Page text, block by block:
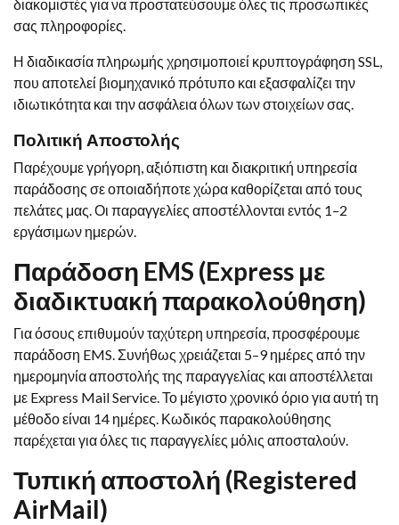
διακομιστές για να προστατεύσουμε όλες τις προσωπικές
σας πληροφορίες.
Η διαδικασία πληρωμής χρησιμοποιεί κρυπτογράφηση SSL,
που αποτελεί βιομηχανικό πρότυπο και εξασφαλίζει την
ιδιωτικότητα και την ασφάλεια όλων των στοιχείων σας.
Πολιτική Αποστολής
Παρέχουμε γρήγορη, αξιόπιστη και διακριτική υπηρεσία
παράδοσης σε οποιαδήποτε χώρα καθορίζεται από τους
πελάτες μας. Οι παραγγελίες αποστέλλονται εντός 1–2
εργάσιμων ημερών.
Παράδοση EMS (Express με
διαδικτυακή παρακολούθηση)
Για όσους επιθυμούν ταχύτερη υπηρεσία, προσφέρουμε
παράδοση EMS. Συνήθως χρειάζεται 5–9 ημέρες από την
ημερομηνία αποστολής της παραγγελίας και αποστέλλεται
με Express Mail Service. Το μέγιστο χρονικό όριο για αυτή τη
μέθοδο είναι 14 ημέρες. Κωδικός παρακολούθησης
παρέχεται για όλες τις παραγγελίες μόλις αποσταλούν.
Τυπική αποστολή (Registered
AirMail)